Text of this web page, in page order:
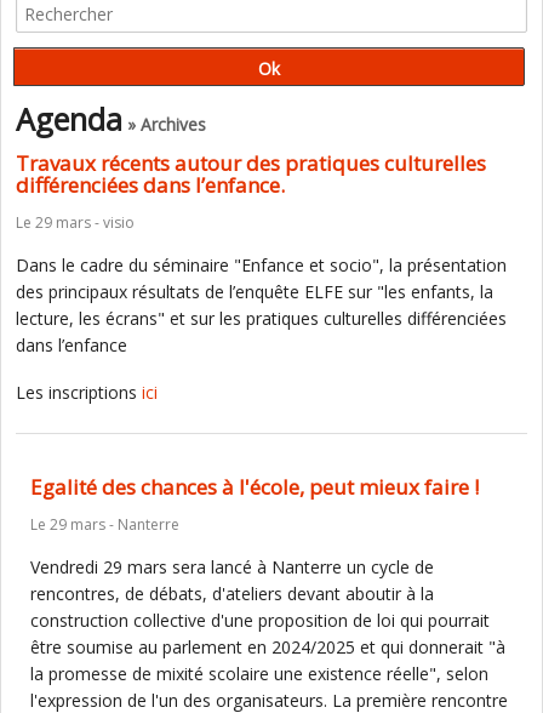
Agenda » Archives
Travaux récents autour des pratiques culturelles
différenciées dans l’enfance.
Le 29 mars - visio
Dans le cadre du séminaire "Enfance et socio", la présentation
des principaux résultats de l’enquête ELFE sur "les enfants, la
lecture, les écrans" et sur les pratiques culturelles différenciées
dans l’enfance
Les inscriptions ici
Egalité des chances à l'école, peut mieux faire !
Le 29 mars - Nanterre
Vendredi 29 mars sera lancé à Nanterre un cycle de
rencontres, de débats, d'ateliers devant aboutir à la
construction collective d'une proposition de loi qui pourrait
être soumise au parlement en 2024/2025 et qui donnerait "à
la promesse de mixité scolaire une existence réelle", selon
l'expression de l'un des organisateurs. La première rencontre